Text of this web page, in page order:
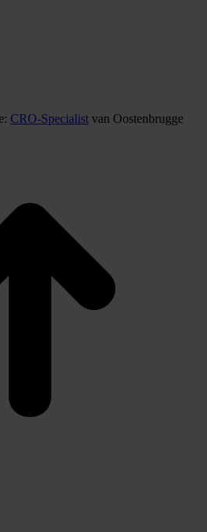
CRO-Specialist van Oostenbrugge